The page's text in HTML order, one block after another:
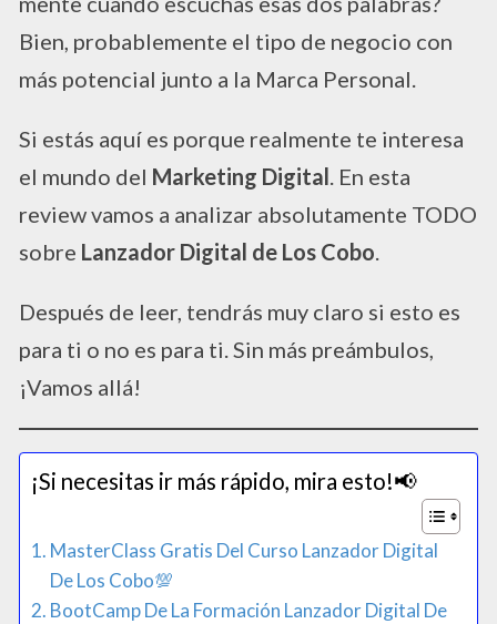
Bien, probablemente el tipo de negocio con
más potencial junto a la Marca Personal.
Si estás aquí es porque realmente te interesa
el mundo del Marketing Digital. En esta
review vamos a analizar absolutamente TODO
sobre Lanzador Digital de Los Cobo.
Después de leer, tendrás muy claro si esto es
para ti o no es para ti. Sin más preámbulos,
¡Vamos allá!
¡Si necesitas ir más rápido, mira esto!📢​
MasterClass Gratis Del Curso Lanzador Digital
De Los Cobo💯​
BootCamp De La Formación Lanzador Digital De